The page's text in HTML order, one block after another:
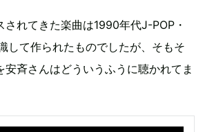
れてきた楽曲は1990年代J-POP・
して作られたものでしたが、そもそ
安斉さんはどういうふうに聴かれてま